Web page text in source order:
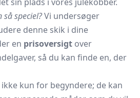
speciel?Vi undersøger
denne skik i dine
en prisoversigt over
så du kan finde en, der
kun for begyndere; de kan